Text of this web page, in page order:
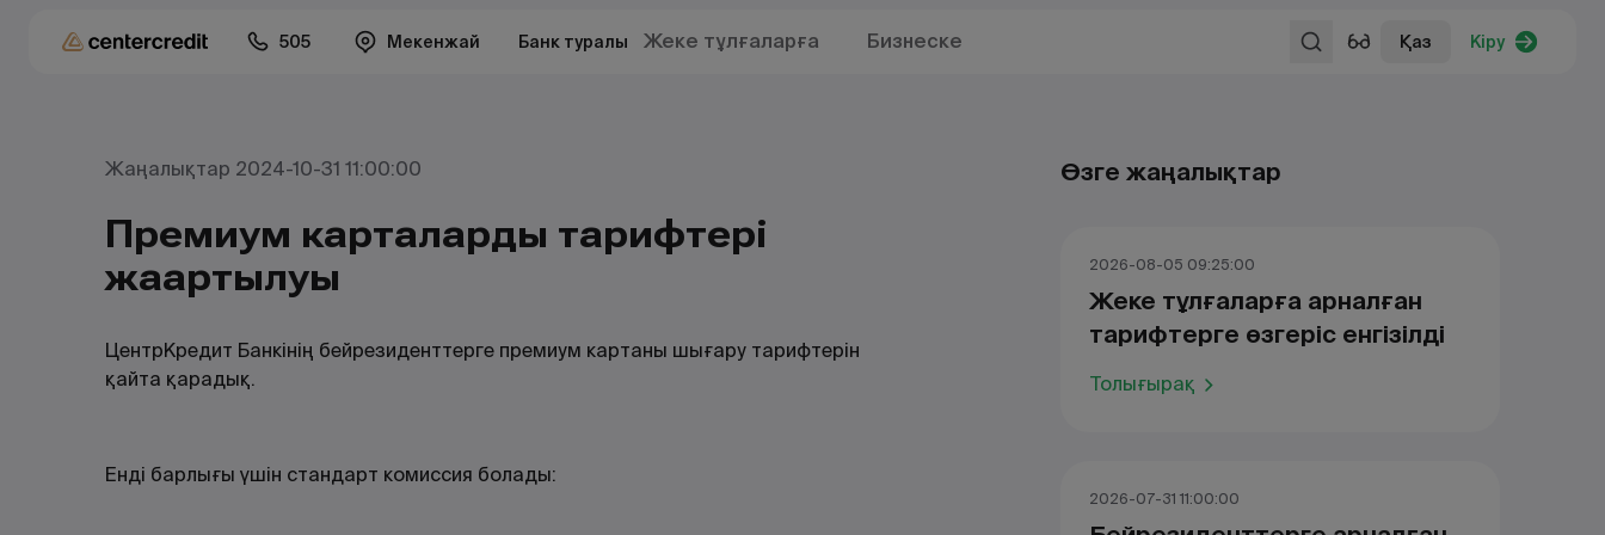
505 Мекенжай Банк туралы Жеке тұлғаларға Бизнеске Қаз Кіру
Жаңалықтар 2024-10-31 11:00:00
Премиум карталардың тарифтері
жаңартылуы
ЦентрКредит Банкінің бейрезиденттерге премиум картаны шығару тарифтерін
қайта қарадық.
Енді барлығы үшін стандарт комиссия болады:
Өзге жаңалықтар
2026-08-05 09:25:00
Жеке тұлғаларға арналған
тарифтерге өзгеріс енгізілді
Толығырақ
2026-07-31 11:00:00